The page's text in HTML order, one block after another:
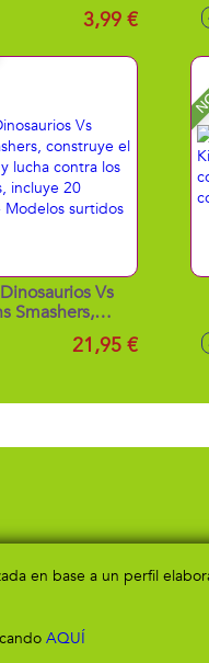
3,99 €
Vs
Smashers,
el dinosaurio y
contra los21,95 €
en base a un perfil
AQUÍ